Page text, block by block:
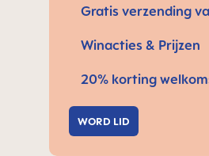
Gratis verzending
Winacties & Prijzen
20% korting
WORD LID